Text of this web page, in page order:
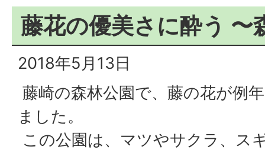
藤花の優美さに酔う 〜
2018年5月13日
藤崎の森林公園で、藤の花が例
ました。
この公園は、マツやサクラ、ス